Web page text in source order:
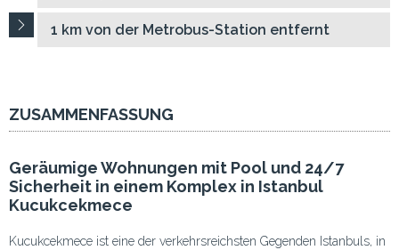
1 km von der Metrobus-Station entfernt
ZUSAMMENFASSUNG
Geräumige Wohnungen mit Pool und 24/7
Sicherheit in einem Komplex in Istanbul
Kucukcekmece
Kucukcekmece ist eine der verkehrsreichsten Gegenden Istanbuls, in